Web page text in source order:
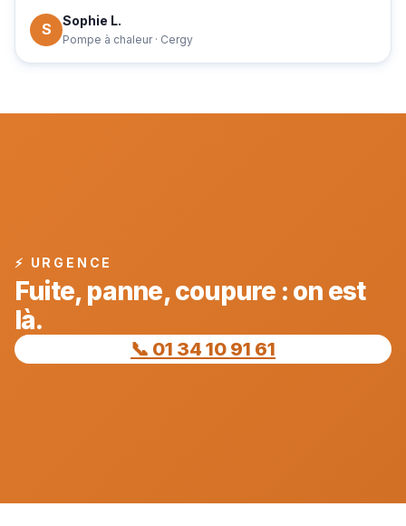
S Sophie L.
Pompe à chaleur · Cergy
⚡ URGENCE
Fuite, panne, coupure : on est
là.
📞 01 34 10 91 61